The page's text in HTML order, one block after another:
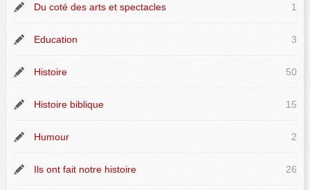
Du coté des arts et spectacles 1
Education 3
Histoire 50
Histoire biblique 15
Humour 2
Ils ont fait notre histoire 26